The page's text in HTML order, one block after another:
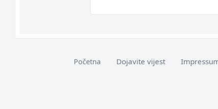
Početna Dojavite vijest